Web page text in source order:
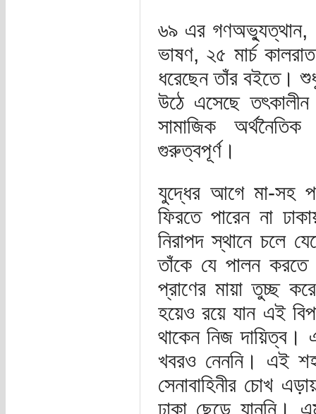
৬৯ এর গণঅভ্যুত্থান,
ভাষণ, ২৫ মার্চ
ধরেছেন তাঁর বইতে।
উঠে এসেছে
সামাজিক
গুরুত্বপূর্ণ।
যুদ্ধের আগে মা-সহ
ফিরতে পারেন না
নিরাপদ স্থানে চলে
তাঁকে যে পালন করতে
প্রাণের মায়া তুচ্ছ
হয়েও রয়ে যান এই
থাকেন নিজ দায়িত্ব।
খবরও নেননি। এই
সেনাবাহিনীর চোখ
ঢাকা ছেড়ে যাননি।